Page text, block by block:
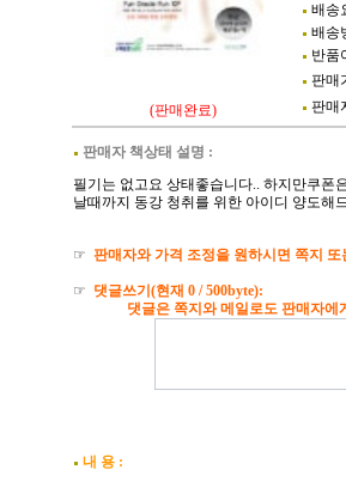
배송
배송
반품
판매
판매
(판매완료)
판매자 책상태 설명 :
필기는 없고요 상태좋습니다.. 하지만쿠폰
날때까지 동강 청취를 위한 아이디 양도해
☞ 판매자와 가격 조정을 원하시면 쪽지
☞ 댓글쓰기(현재 0 / 500byte):
댓글은 쪽지와 메일로도 판매자에게
내 용 :